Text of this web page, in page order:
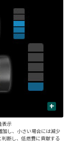
+
表示
し、小さい場合には減少
断し、低燃費に貢献する